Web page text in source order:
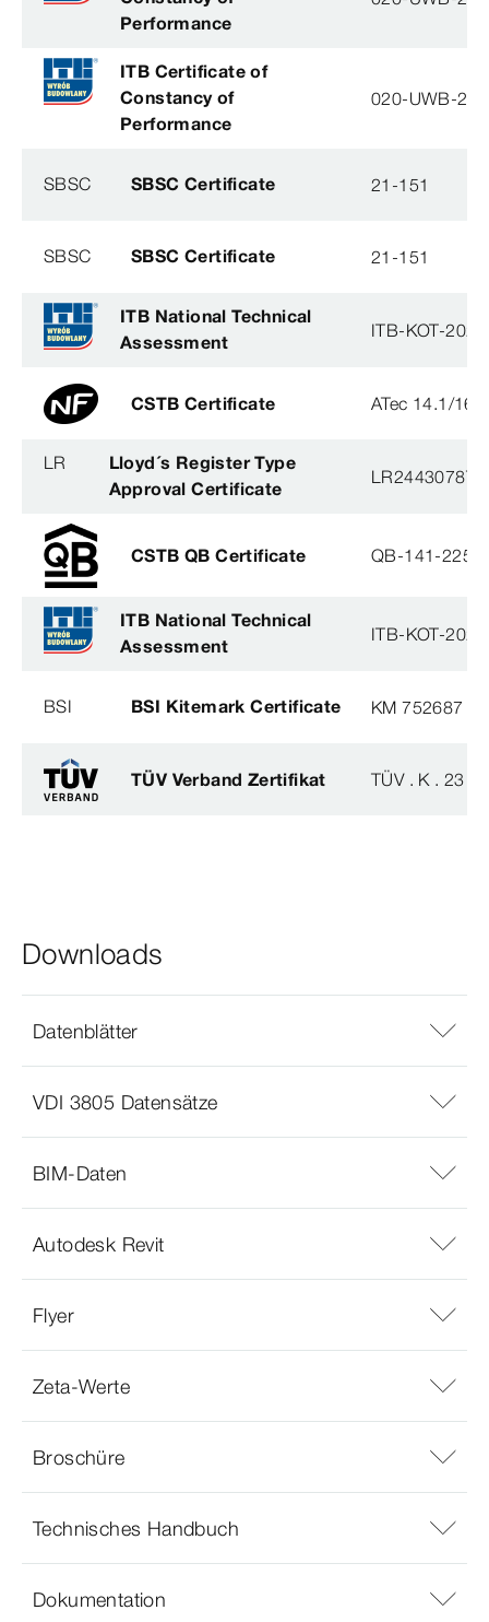
Performance
ITB Certificate of
Constancy of
Performance
020-UWB-
SBSC SBSC Certificate 21-151
SBSC SBSC Certificate 21-151
ITB National Technical
Assessment
ITB-KOT-
CSTB Certificate ATec 14.1/16-
LR
Lloyd´s Register Type
Approval Certificate
LR2443078TA
CSTB QB Certificate QB-141-
ITB National Technical
Assessment
ITB-KOT-
BSI BSI Kitemark Certificate KM 752687
TÜV Verband Zertifikat TÜV . K . 23 -
Downloads
Datenblätter
VDI 3805 Datensätze
BIM-Daten
Autodesk Revit
Flyer
Zeta-Werte
Broschüre
Technisches Handbuch
Dokumentation